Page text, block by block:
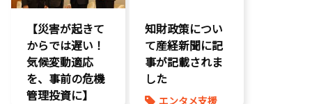
エンタメ支援
エンタメ産業
促進
デジタル著作
権
国会質疑
【災害が起きて
からでは遅い！
気候変動適応
を、事前の危機
管理投資に】
知財政策につい
て産経新聞に記
事が記載されま
した
エンタメ支援